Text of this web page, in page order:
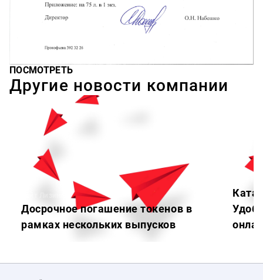
ПОСМОТРЕТЬ
Другие новости компании
Досрочное погашение токенов в
рамках нескольких выпусков